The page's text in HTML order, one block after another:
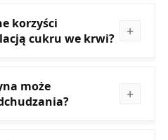
korzyści
cukru we krwi?
może